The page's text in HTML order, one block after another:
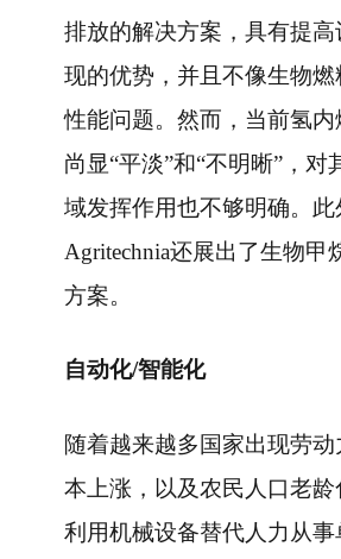
排放的解决方案，具有提高
现的优势，并且不像生物燃
性能问题。然而，当前氢
尚显“平淡”和“不明晰”，对
域发挥作用也不够明确。此
Agritechnia还展出了生物甲
方案。
自动化/智能化
随着越来越多国家出现劳
本上涨，以及农民人口老龄
利用机械设备替代人力从事